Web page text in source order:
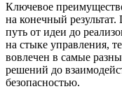
Ключевое
на конечный
путь от идеи до
на стыке управления,
вовлечен в самые
решений до
безопасностью.